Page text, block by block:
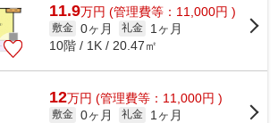
11.9万円 (管理費等：11,000円 )
敷金 0ヶ月 礼金
1ヶ月
10階 / 1K / 20.47㎡
12万円 (管理費等：11,000円 )
敷金 0ヶ月 礼金
1ヶ月